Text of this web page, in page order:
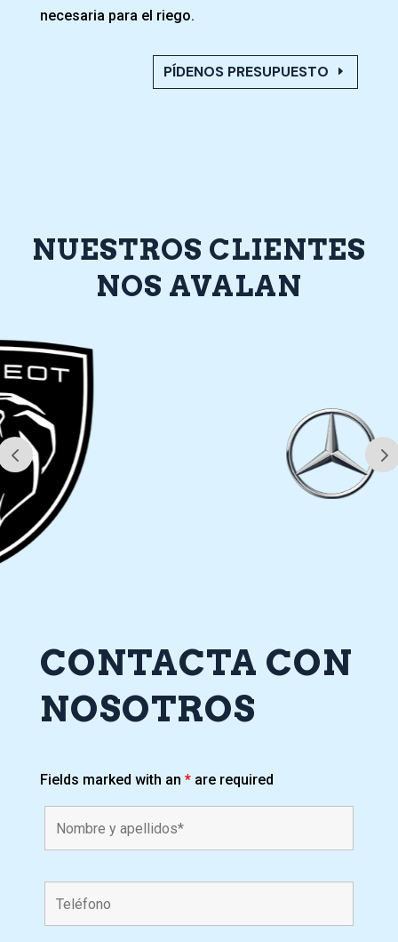
necesaria para el riego.
PÍDENOS PRESUPUESTO
NUESTROS CLIENTES
NOS AVALAN
CONTACTA CON
NOSOTROS
Fields marked with an *are required